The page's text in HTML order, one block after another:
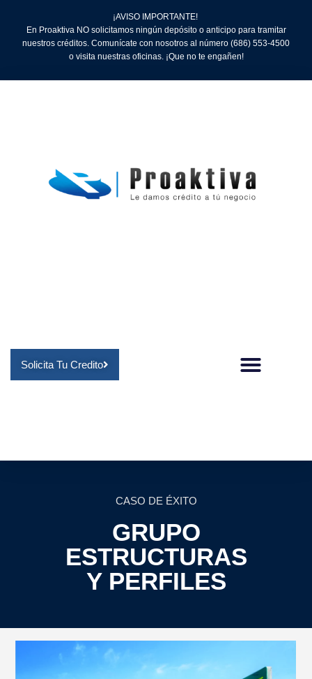
¡AVISO IMPORTANTE!
En Proaktiva NO solicitamos ningún depósito o anticipo para tramitar
nuestros créditos. Comunícate con nosotros al número (686) 553-4500
o visita nuestras oficinas. ¡Que no te engañen!
Solicita Tu Credito
CASO DE ÉXITO
GRUPO
ESTRUCTURAS
Y PERFILES